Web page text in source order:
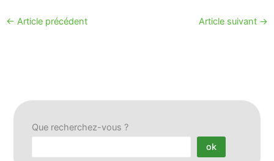
← Article précédent Article suivant →
Que recherchez-vous ?
ok